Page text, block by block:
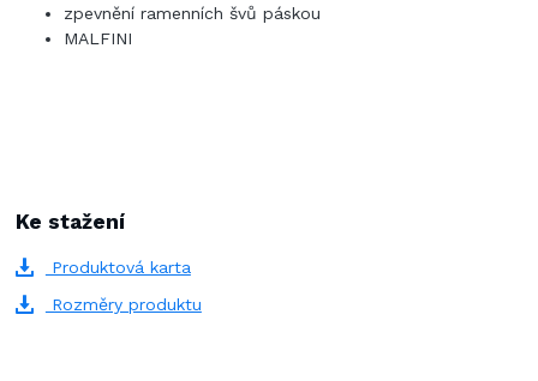
zpevnění ramenních švů páskou
MALFINI
Ke stažení
Produktová karta
Rozměry produktu